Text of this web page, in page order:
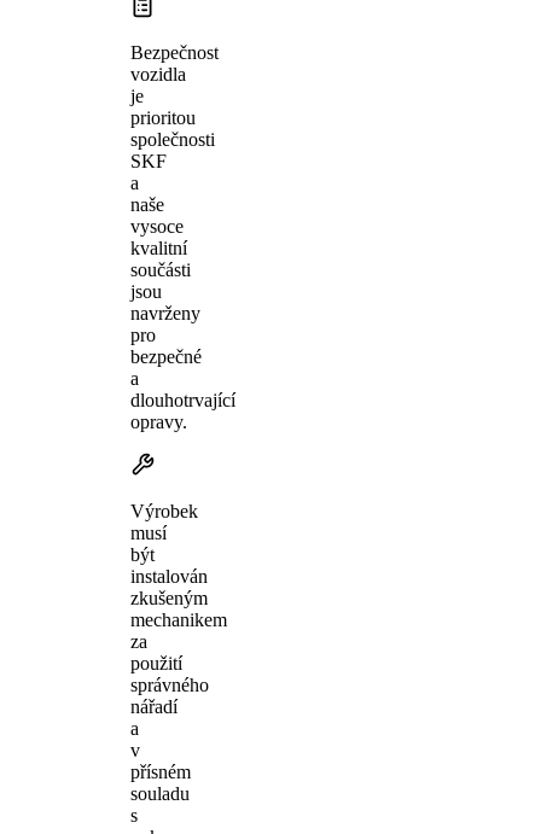
Bezpečnost
vozidla
je
prioritou
společnosti
SKF
a
naše
vysoce
kvalitní
součásti
jsou
navrženy
pro
bezpečné
a
dlouhotrvající
opravy.
Výrobek
musí
být
instalován
zkušeným
mechanikem
za
použití
správného
nářadí
a
v
přísném
souladu
s